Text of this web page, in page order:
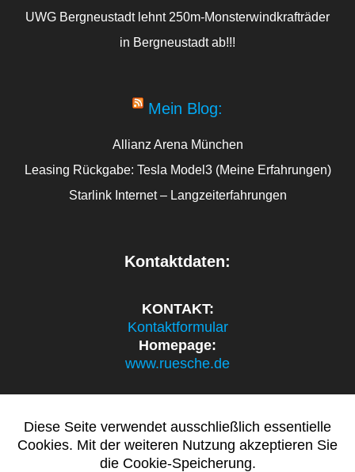
UWG Bergneustadt lehnt 250m-Monsterwindkrafträder
in Bergneustadt ab!!!
Mein Blog:
Allianz Arena München
Leasing Rückgabe: Tesla Model3 (Meine Erfahrungen)
Starlink Internet – Langzeiterfahrungen
Kontaktdaten:
KONTAKT:
Kontaktformular
Homepage:
www.ruesche.de
politik.ruesche.de
Diese Seite verwendet ausschließlich essentielle
Cookies. Mit der weiteren Nutzung akzeptieren Sie
die Cookie-Speicherung.